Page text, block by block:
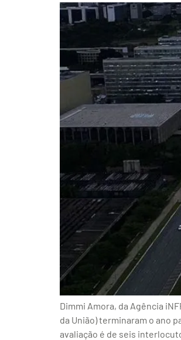
Dimmi Amora, da Agência
da União) terminaram o ano
avaliação é de seis